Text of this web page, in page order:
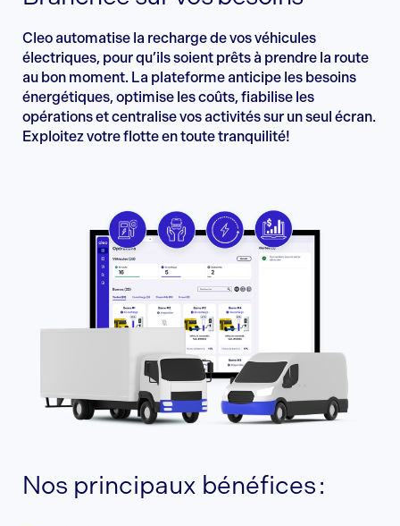
Cleo automatise la recharge de vos véhicules
électriques, pour qu’ils soient prêts à prendre la route
au bon moment. La plateforme anticipe les besoins
énergétiques, optimise les coûts, fiabilise les
opérations et centralise vos activités sur un seul écran.
Exploitez votre flotte en toute tranquilité!
Nos principaux bénéfices :